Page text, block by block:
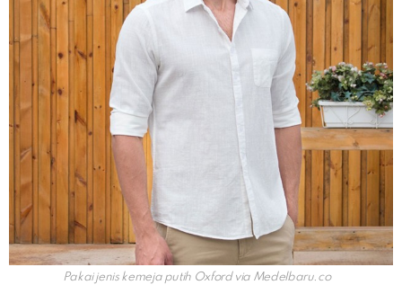
Pakai jenis kemeja putih Oxford via Medelbaru.co